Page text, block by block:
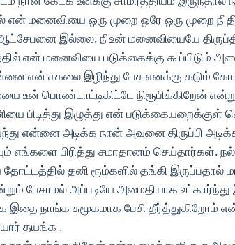
என் மனைவியை ஒரு முறை ஒரே ஒரு முறை நீ
இல்லை. நீ உன் மனைவியையே
என் மனைவியை படுக்கைக்கு கூப்பிடும்
என் சகலை இழிந்து பேச எனக்கு கடும்
பொண்டாட்டிகிட்டே நிரூபிக்கிறேன் என்று
பிடித்து இழுத்து என்
என்னை அடிக்க நான் அவனை திருப்பி
எங்களை பிரித்து சமாதானம் செய்தார்கள்.
தோட்டத்தில் தனி ரூம்களில் தங்கி
பேசாமல் அப்படியே அமைதியாக
இதை நாங்க சுமூகமாக பேசி தீர்த்துகிறோம்
தயங்க .